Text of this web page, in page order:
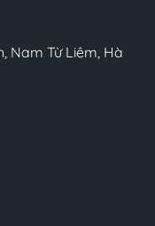
Nam Từ Liêm, Hà